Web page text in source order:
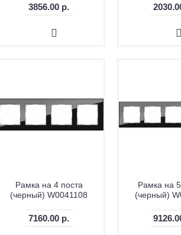
3856.00 р.
Рамка на 4 поста
(черный) W0041108
7160.00 р.
Рамка на
(черный)